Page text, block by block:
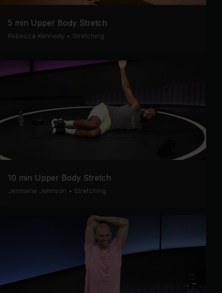
5 min Upper Body Stretch
Rebecca Kennedy • Stretching
10 min Upper Body Stretch
Jermaine Johnson • Stretching